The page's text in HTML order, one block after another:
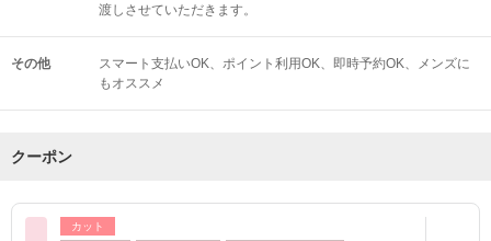
渡しさせていただきます。
その他 スマート支払いOK ポイント利用OK 即時予約OK
メンズに
もオススメ
クーポン
カット